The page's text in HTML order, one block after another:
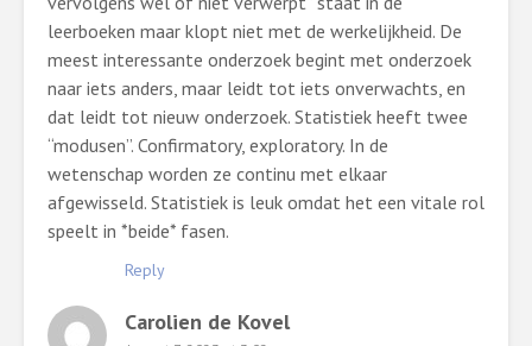
leerboeken maar klopt niet met de werkelijkheid. De
meest interessante onderzoek begint met onderzoek
naar iets anders, maar leidt tot iets onverwachts, en
dat leidt tot nieuw onderzoek. Statistiek heeft twee
“modusen”. Confirmatory, exploratory. In de
wetenschap worden ze continu met elkaar
afgewisseld. Statistiek is leuk omdat het een vitale rol
speelt in *beide* fasen.
Reply
Carolien de Kovel